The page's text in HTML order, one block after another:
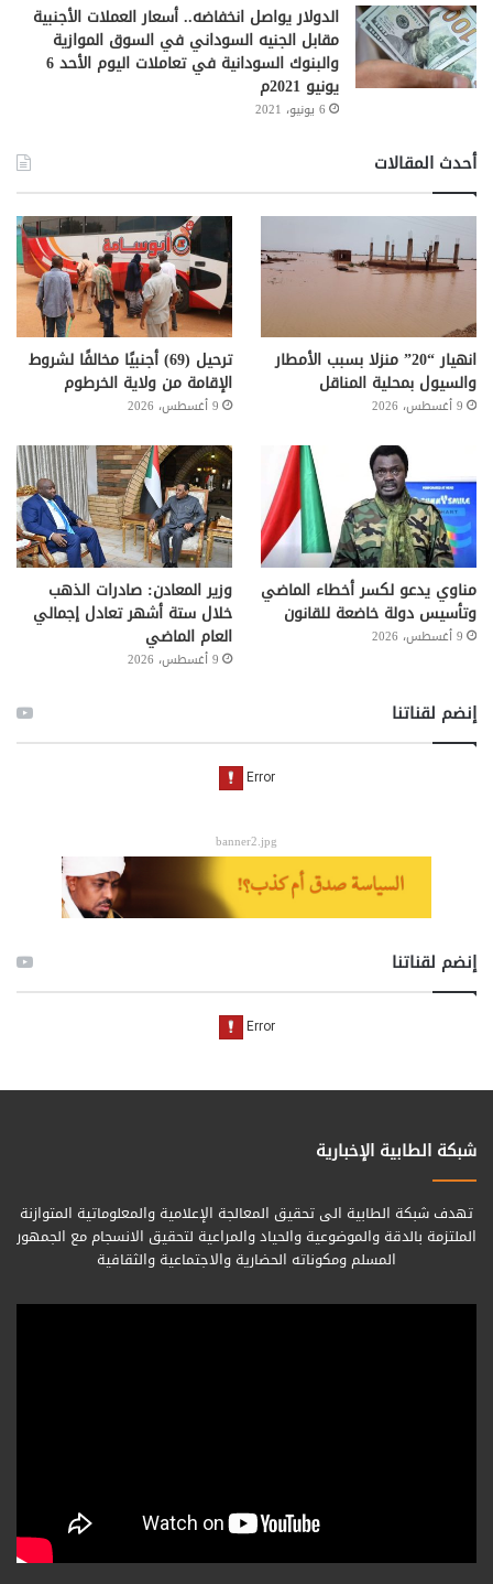
الدولار يواصل انخفاضه.. أسعار العملات الأجنبية
مقابل الجنيه السوداني في السوق الموازية
والبنوك السودانية في تعاملات اليوم الأحد 6
يونيو 2021م
6 يونيو، 2021
أحدث المقالات
انهيار “20” منزلا بسبب الأمطار
والسيول بمحلية المناقل
9 أغسطس، 2026
ترحيل (69) أجنبيًا مخالفًا لشروط
الإقامة من ولاية الخرطوم
9 أغسطس، 2026
مناوي يدعو لكسر أخطاء الماضي
وتأسيس دولة خاضعة للقانون
9 أغسطس، 2026
وزير المعادن: صادرات الذهب
خلال ستة أشهر تعادل إجمالي
العام الماضي
9 أغسطس، 2026
إنضم لقناتنا
banner2.jpg
إنضم لقناتنا
شبكة الطابية الإخبارية
تهدف شبكة الطابية الى تحقيق المعالجة الإعلامية والمعلوماتية المتوازنة
الملتزمة بالدقة والموضوعية والحياد والمراعية لتحقيق الانسجام مع الجمهور
المسلم ومكوناته الحضارية والاجتماعية والثقافية